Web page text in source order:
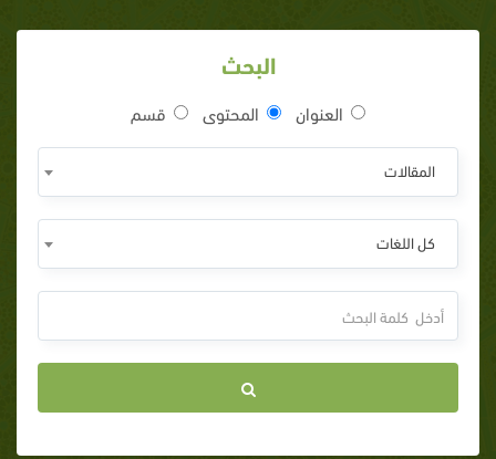
البحث
العنوان المحتوى قسم
المقالات
كل اللغات